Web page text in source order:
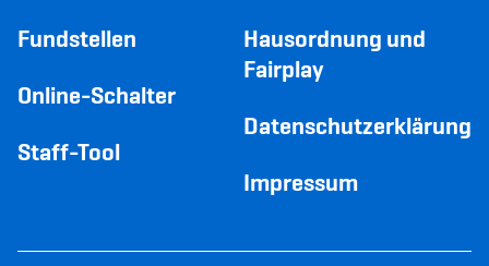
Fundstellen
Online-Schalter
Staff-Tool
Hausordnung und
Fairplay
Datenschutzerklärung
Impressum